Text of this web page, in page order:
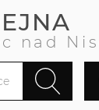
nad